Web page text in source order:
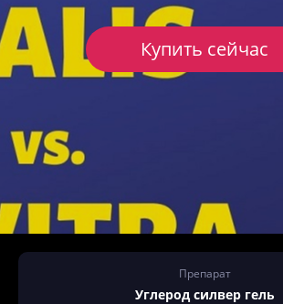
Препарат
Углерод силвер гель
Купить сейчас